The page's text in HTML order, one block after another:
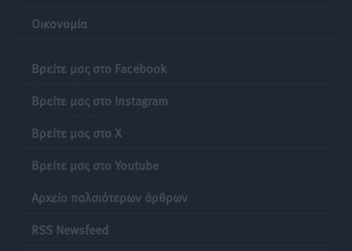
Οικονομία
Βρείτε μας στο Facebook
Βρείτε μας στο Instagram
Βρείτε μας στο X
Βρείτε μας στο Youtube
Αρχείο παλαιότερων άρθρων
RSS Newsfeed